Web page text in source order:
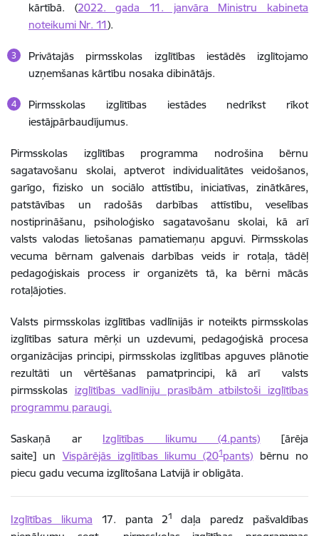
kārtībā. (2022. gada 11. janvāra Ministru kabineta
noteikumi Nr. 11).
Privātajās pirmsskolas izglītības iestādēs izglītojamo
uzņemšanas kārtību nosaka dibinātājs.
Pirmsskolas izglītības iestādes nedrīkst rīkot
iestājpārbaudījumus.
Pirmsskolas izglītības programma nodrošina bērnu
sagatavošanu skolai, aptverot individualitātes veidošanos,
garīgo, fizisko un sociālo attīstību, iniciatīvas, zinātkāres,
patstāvības un radošās darbības attīstību, veselības
nostiprināšanu, psiholoģisko sagatavošanu skolai, kā arī
valsts valodas lietošanas pamatiemaņu apguvi. Pirmsskolas
vecuma bērnam galvenais darbības veids ir rotaļa, tādēļ
pedagoģiskais process ir organizēts tā, ka bērni mācās
rotaļājoties.
Valsts pirmsskolas izglītības vadlīnijās ir noteikts pirmsskolas
izglītības satura mērķi un uzdevumi, pedagoģiskā procesa
organizācijas principi, pirmsskolas izglītības apguves plānotie
rezultāti un vērtēšanas pamatprincipi, kā arī valsts
pirmsskolas izglītības vadlīniju prasībām atbilstoši izglītības
programmu paraugi.
Saskaņā ar Izglītības likumu (4.pants) [ārēja
saite] un Vispārējās izglītības likumu (201pants) bērnu no
piecu gadu vecuma izglītošana Latvijā ir obligāta.
Izglītības likuma 17. panta 21 daļa paredz pašvaldības